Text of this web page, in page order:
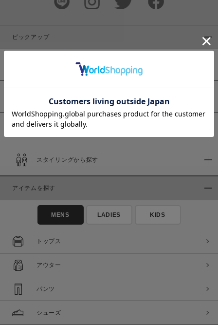
商品タイプ
通常商品
セール価格
在庫
在庫あり
ピックアップ
予約商品
スタイリングから探す
アイテムを探す
MENS LADIES KIDS
トップス
アウター
パンツ
シューズ